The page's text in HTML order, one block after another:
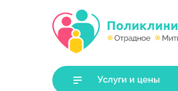
Услуги и цены